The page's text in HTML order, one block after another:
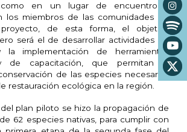
como en un lugar de encuentro y
los miembros de las comunidades de
de esta forma, el objetivo
será el de desarrollar actividades de
la implementación de herramientas
de capacitación, que permitan la
de las especies necesarias
restauración ecológica en la región.
plan piloto se hizo la propagación de
62 especies nativas, para cumplir con